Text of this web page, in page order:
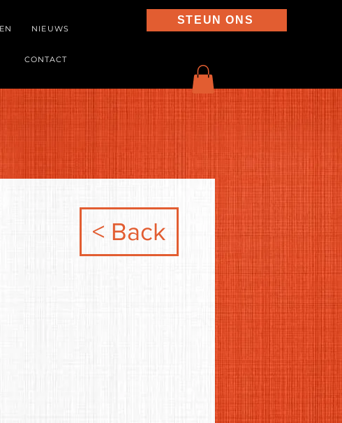
NIEUWS
CONTACT
STEUN ONS
< Back